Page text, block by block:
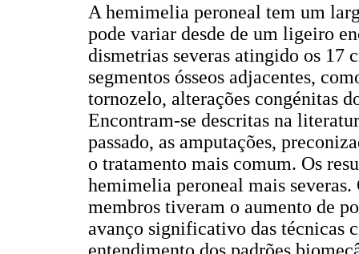
A hemimelia peroneal tem um
pode variar desde de um ligeiro
dismetrias severas atingido os 17
segmentos ósseos adjacentes,
tornozelo, alterações congénitas
Encontram-se descritas na
passado, as amputações,
o tratamento mais comum. Os
hemimelia peroneal mais
membros tiveram o aumento de
avanço significativo das técnicas
entendimento dos padrões